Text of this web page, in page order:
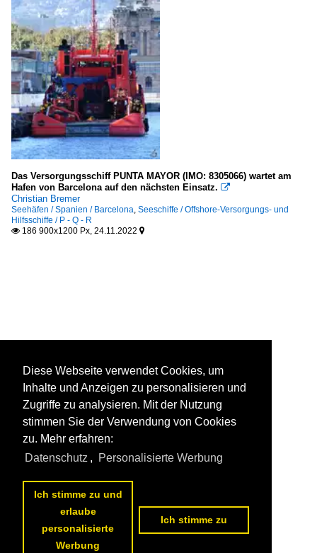
Das Versorgungsschiff PUNTA MAYOR (IMO: 8305066) wartet am
Hafen von Barcelona auf den nächsten Einsatz. 
Christian Bremer
Seehäfen / Spanien / Barcelona Seeschiffe / Offshore-Versorgungs- und
Hilfsschiffe / P - Q - R
 186 900x1200 Px, 24.11.2022 
Diese Webseite verwendet Cookies, um
Inhalte und Anzeigen zu personalisieren und
Zugriffe zu analysieren. Mit der Nutzung
stimmen Sie der Verwendung von Cookies
zu. Mehr erfahren:
Datenschutz , Personalisierte Werbung
Ich stimme zu und
erlaube
personalisierte
Werbung
Ich stimme zu